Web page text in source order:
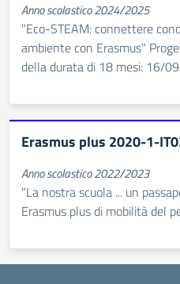
Anno scolastico 2024/2025
"Eco-STEAM: connettere
ambiente con Erasmus"
della durata di 18 mesi: 16/
Erasmus plus 2020-1-
Anno scolastico 2022/2023
"La nostra scuola ... un
Erasmus plus di mobilità del